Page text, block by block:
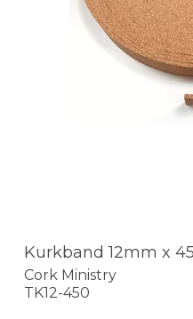
Kurkband 12mm x
Cork Ministry
TK12-450